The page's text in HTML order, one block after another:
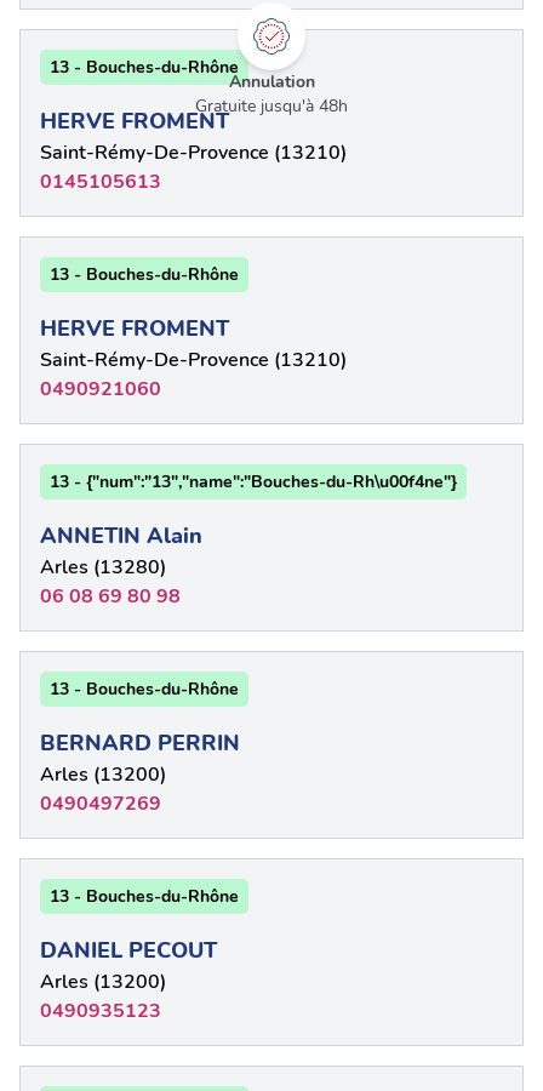
Annulation
Gratuite jusqu'à 48h
13 - Bouches-du-Rhône
HERVE FROMENT
Saint-Rémy-De-Provence (13210)
0145105613
13 - Bouches-du-Rhône
HERVE FROMENT
Saint-Rémy-De-Provence (13210)
0490921060
13 - {"num":"13","name":"Bouches-du-Rh\u00f4ne"}
ANNETIN Alain
Arles (13280)
06 08 69 80 98
13 - Bouches-du-Rhône
BERNARD PERRIN
Arles (13200)
0490497269
13 - Bouches-du-Rhône
DANIEL PECOUT
Arles (13200)
0490935123